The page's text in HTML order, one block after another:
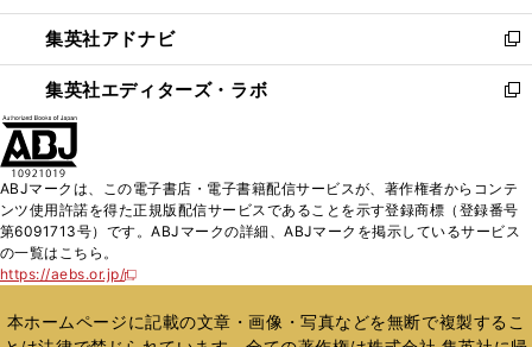
開
く
ウ
で
開
く
ン
ド
ウ
で
ウ
ィ
ン
ド
く
集英社アドナビ
新
し
い
ド
ウ
で
集英社エディターズ・ラボ
新
ィ
ン
ド
開
ABJマークは、この電子書店・電子書籍配信サービスが、著作権者からコンテ
ンツ使用許諾を得た正規版配信サービスであることを示す登録商標（登録番号
第6091713号）です。ABJマークの詳細、ABJマークを掲示しているサービス
の一覧はこちら。
https://aebs.or.jp/
新
い
ウ
本ホームページに記載の文章・画像・写真などを無断で複製するこ